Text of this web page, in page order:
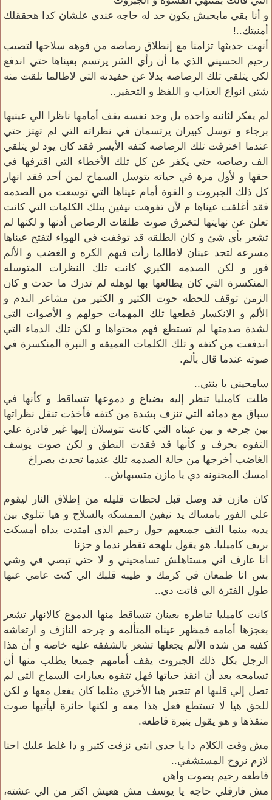
و أنا بقي مابحبش يكون حد له حاجه عندي علشان كدا هحققلك
أمنيتك..!
أنهت حديثها تزامنا مع إنطلاق رصاصه من فوهه سلاحها لتصيب
رحيم الحسيني الذي ما أن رأي الشر يرتسم بعيناها حتي اندفع
لكي يتلقي تلك الرصاصه بدلا عن حفيدته التي لاطالما تلقت منه
شتي انواع العذاب و اللفظ و التحقير..
لم يفكر لثانيه واحده بل وجد نفسه يقف أمامها ناظرا الي عينيها
برجاء و توسل كبيران يرتسمان في نظراته التي لم تهتز حتي
عندما اخترقت تلك الرصاصه كتفه الأيسر فقد كان يود لو يتلقي
الف رصاصه حتي يكفر عن كل تلك الأخطاء التي اقترفها في
حقها و لأول مرة في حياته يتوسل السماح لمن أحد فقد انهار
كل ذلك الجبروت و القوة أمام عيناها التي توسعت من الصدمه
فقد أغلقت عيناها م لأن تفوهت نيفين بتلك الكلمات التي كانت
تعلن عن نهايتها لتخترق صوت طلقات الرصاص أذنها و لكنها لم
تشعر بأي شئ و كان الطلقه قد توقفت في الهواء لتفتح عيناها
مسرعه لتجد عينان لاطالما رأت فيهم الكره و الغضب و الألم
فور و لكن الصدمه الكبري كانت تلك النظرات المتوسله
المنكسرة التي كان يطالعها بها لوهله لم تدرك ما حدث و كان
الزمن توقف للحظه حوت الكثير و الكثير من مشاعر الندم و
الألم و الانكسار قطعها تلك المهمات حولهم و الأصوات التي
لشدة صدمتها لم تستطع فهم محتواها و لكن تلك الدماء التي
اندفعت من كتفه و تلك الكلمات العميقه و النبرة المنكسرة في
صوته عندما قال بألم.
سامحيني يا بنتي..
ظلت كاميليا تنظر إليه بضياع و دموعها تتساقط و كأنها في
سباق مع دمائه التي تنزف بشدة من كتفه فأخذت تنقل نظراتها
بين جرحه و بين عيناه التي كانت تتوسلان إليها غير قادرة علي
التفوه بحرف و كأنها قد فقدت النطق و لكن صوت يوسف
الغاضب أخرجها من حالة الصدمه تلك عندما تحدث بصراخ
امسك المجنونه دي يا مازن متسبهاش..
كان مازن قد وصل قبل لحظات قليله من إطلاق النار ليقوم
علي الفور بامساك يد نيفين الممسكه بالسلاح و هيا تتلوي بين
يديه بينما التف جميعهم حول رحيم الذي امتدت يداه أمسكت
بريف كاميليا. هو يقول بلهجه تقطر ندما و حزنا
انا عارف اني مستاهلش تسامحيني و لا حتي تبصي في وشي
بس انا طمعان في كرمك و طيبه قلبك الي كنت عامي عنها
طول الفترة الي فاتت دي..
كانت كاميليا تناظره بعينان تتساقط منها الدموع كالانهار تشعر
بعجزها أمامه فمظهر عيناه المتألمه و جرحه النازف و ارتعاشه
كفيه من شده الألم يجعلها تشعر بالشفقه عليه خاصة و أن هذا
الرجل بكل ذلك الجبروت يقف أمامهم جميعا يطلب منها أن
تسامحه بعد أن انقذ حياتها فهل تتفوه بعبارات السماح التي لم
تصل إلي قلبها ام تتجبر هيا الأخري مثلما كان يفعل معها و لكن
للحق هيا لا تستطع فعل هذا معه و لكنها حائرة ليأتيها صوت
منقذها و هو يقول بنبرة قاطعه.
مش وقت الكلام دا يا جدي انتي نزفت كتير و دا غلط عليك احنا
لازم نروح المستشفي..
قاطعه رحيم بصوت واهن
مش فارقلي حاجه يا يوسف مش هعيش اكتر من الي عشته،